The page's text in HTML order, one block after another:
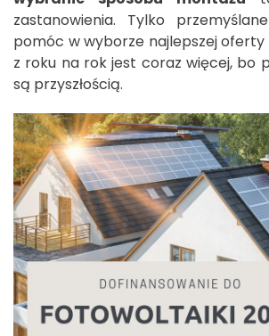
zastanowienia. Tylko
pomóc w wyborze najlepszej
z roku na rok jest coraz więcej, bo
są przyszłością.